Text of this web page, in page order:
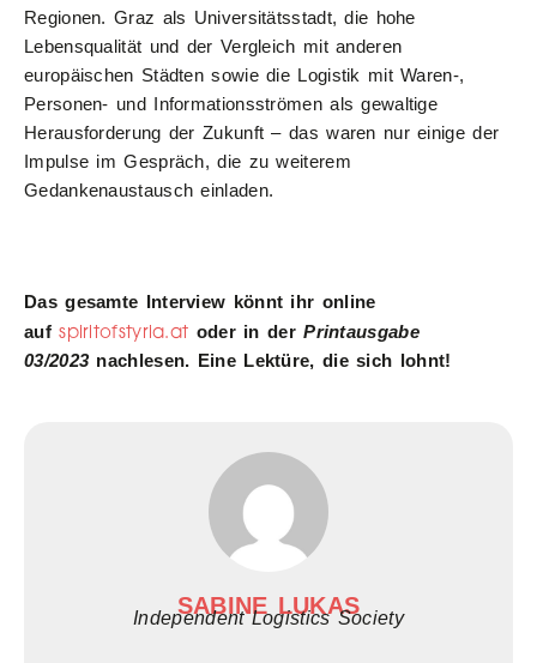
Regionen. Graz als Universitätsstadt, die hohe
Lebensqualität und der Vergleich mit anderen
europäischen Städten sowie die Logistik mit Waren-,
Personen- und Informationsströmen als gewaltige
Herausforderung der Zukunft – das waren nur einige der
Impulse im Gespräch, die zu weiterem
Gedankenaustausch einladen.
Das gesamte Interview könnt ihr online
auf spiritofstyria.at oder in derPrintausgabe
03/2023nachlesen. Eine Lektüre, die sich lohnt!
SABINE LUKAS
Independent Logistics Society